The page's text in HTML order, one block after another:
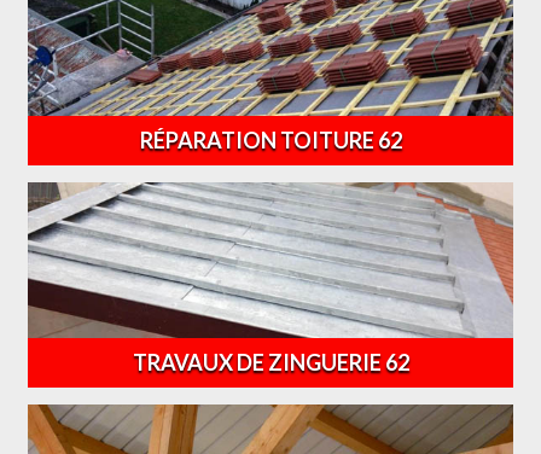
RÉPARATION TOITURE 62
TRAVAUX DE ZINGUERIE 62